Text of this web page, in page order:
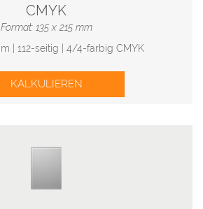
CMYK
Format: 135 x 215 mm
| 112-seitig | 4/4-farbig CMYK
KALKULIEREN